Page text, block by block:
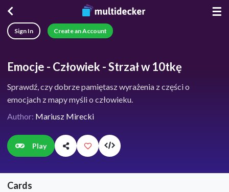
☰
Sign In Create an Account
Emocje - Człowiek - Strzał w 10tkę
Sprawdź, czy dobrze pamiętasz wyrażenia z części o
emocjach z mapy myśli o człowieku.
Author: Mariusz Mirecki
Play
Cards